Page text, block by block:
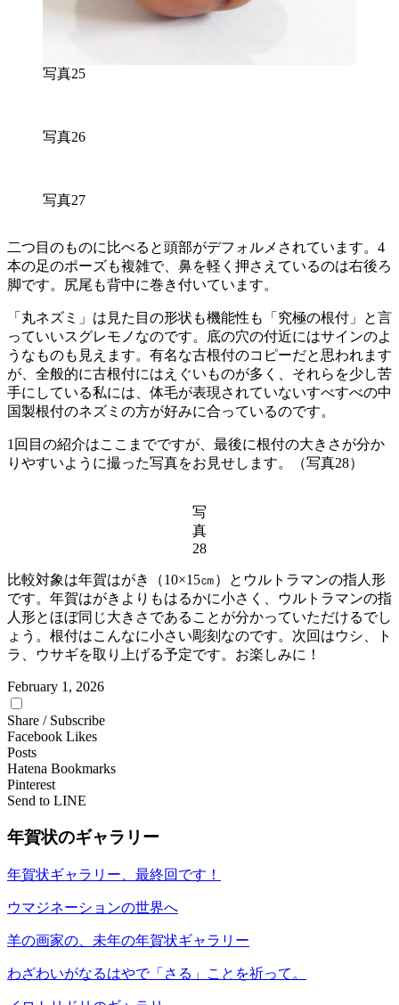
写真25
写真26
写真27
二つ目のものに比べると頭部がデフォルメされています。4
本の足のポーズも複雑で、鼻を軽く押さえているのは右後ろ
脚です。尻尾も背中に巻き付いています。
「丸ネズミ」は見た目の形状も機能性も「究極の根付」と言
っていいスグレモノなのです。底の穴の付近にはサインのよ
うなものも見えます。有名な古根付のコピーだと思われます
が、全般的に古根付にはえぐいものが多く、それらを少し苦
手にしている私には、体毛が表現されていないすべすべの中
国製根付のネズミの方が好みに合っているのです。
1回目の紹介はここまでですが、最後に根付の大きさが分か
りやすいように撮った写真をお見せします。（写真28）
写
真
28
比較対象は年賀はがき（10×15㎝）とウルトラマンの指人形
です。年賀はがきよりもはるかに小さく、ウルトラマンの指
人形とほぼ同じ大きさであることが分かっていただけるでし
ょう。根付はこんなに小さい彫刻なのです。次回はウシ、ト
ラ、ウサギを取り上げる予定です。お楽しみに！
February 1 , 2026
Share / Subscribe
Facebook Likes
Posts
Hatena Bookmarks
Pinterest
Send to LINE
年賀状のギャラリー
年賀状ギャラリー、最終回です！
ウマジネーションの世界へ
羊の画家の、未年の年賀状ギャラリー
わざわいがなるはやで「さる」ことを祈って。